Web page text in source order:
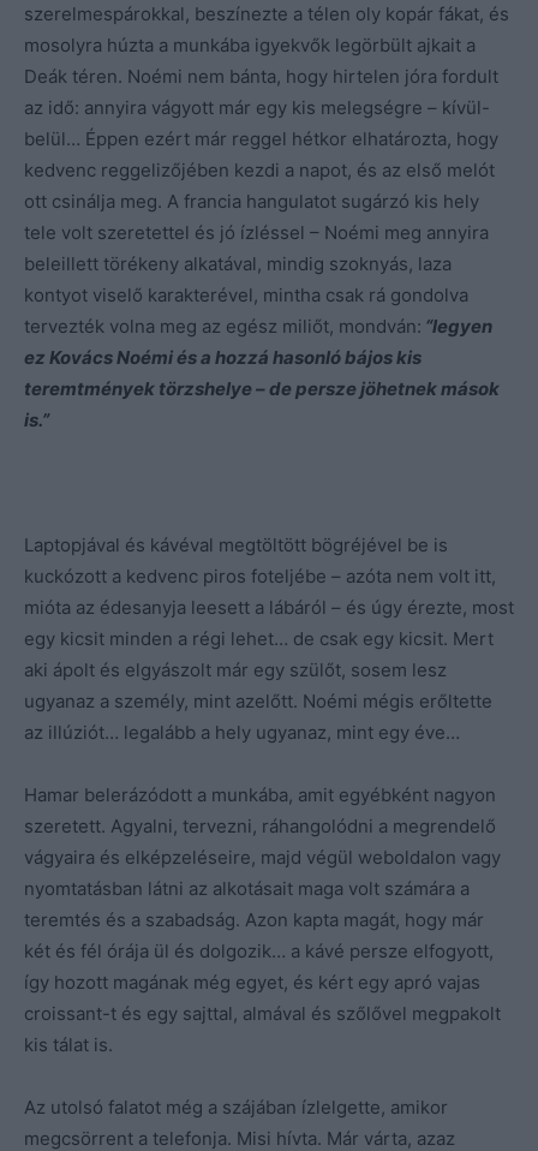
szerelmespárokkal, beszínezte a télen oly kopár fákat, és
mosolyra húzta a munkába igyekvők legörbült ajkait a
Deák téren. Noémi nem bánta, hogy hirtelen jóra fordult
az idő: annyira vágyott már egy kis melegségre – kívül-
belül… Éppen ezért már reggel hétkor elhatározta, hogy
kedvenc reggelizőjében kezdi a napot, és az első melót
ott csinálja meg. A francia hangulatot sugárzó kis hely
tele volt szeretettel és jó ízléssel – Noémi meg annyira
beleillett törékeny alkatával, mindig szoknyás, laza
kontyot viselő karakterével, mintha csak rá gondolva
tervezték volna meg az egész miliőt, mondván: “legyen
ez Kovács Noémi és a hozzá hasonló bájos kis
teremtmények törzshelye – de persze jöhetnek mások
is.”
Laptopjával és kávéval megtöltött bögréjével be is
kuckózott a kedvenc piros foteljébe – azóta nem volt itt,
mióta az édesanyja leesett a lábáról – és úgy érezte, most
egy kicsit minden a régi lehet… de csak egy kicsit. Mert
aki ápolt és elgyászolt már egy szülőt, sosem lesz
ugyanaz a személy, mint azelőtt. Noémi mégis erőltette
az illúziót… legalább a hely ugyanaz, mint egy éve…
Hamar belerázódott a munkába, amit egyébként nagyon
szeretett. Agyalni, tervezni, ráhangolódni a megrendelő
vágyaira és elképzeléseire, majd végül weboldalon vagy
nyomtatásban látni az alkotásait maga volt számára a
teremtés és a szabadság. Azon kapta magát, hogy már
két és fél órája ül és dolgozik… a kávé persze elfogyott,
így hozott magának még egyet, és kért egy apró vajas
croissant-t és egy sajttal, almával és szőlővel megpakolt
kis tálat is.
Az utolsó falatot még a szájában ízlelgette, amikor
megcsörrent a telefonja. Misi hívta. Már várta, azaz